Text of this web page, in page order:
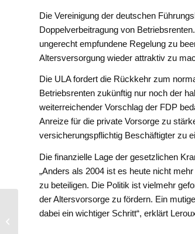
Die Vereinigung der deutschen
Doppelverbeitragung von
ungerecht empfundene Regelung zu
Altersversorgung wieder attraktiv zu
Die ULA fordert die Rückkehr zum
Betriebsrenten zukünftig nur noch der
weiterreichender Vorschlag der FDP
Anreize für die private Vorsorge zu
versicherungspflichtig Beschäftigter zu
Die finanzielle Lage der gesetzlichen
„Anders als 2004 ist es heute nicht
zu beteiligen. Die Politik ist vielmehr
der Altersvorsorge zu fördern. Ein
dabei ein wichtiger Schritt“, erklärt
Leadership Insiders:
Führung in die